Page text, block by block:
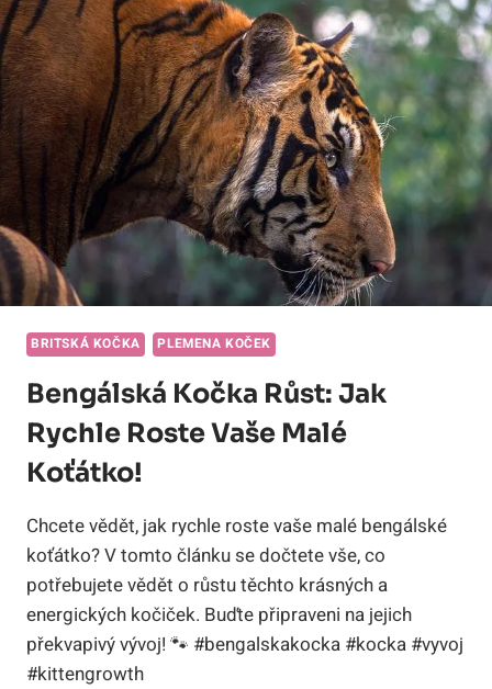
FASCINUJÍCÍ
FAKTA
O
RYCHLOSTI
TÉTO
ŠELMY!
BRITSKÁ KOČKA PLEMENA KOČEK
Bengálská Kočka Růst: Jak
Rychle Roste Vaše Malé
Koťátko!
Chcete vědět, jak rychle roste vaše malé bengálské
koťátko? V tomto článku se dočtete vše, co
potřebujete vědět o růstu těchto krásných a
energických kočiček. Buďte připraveni na jejich
překvapivý vývoj! 🐾 #bengalskakocka #kocka #vyvoj
#kittengrowth